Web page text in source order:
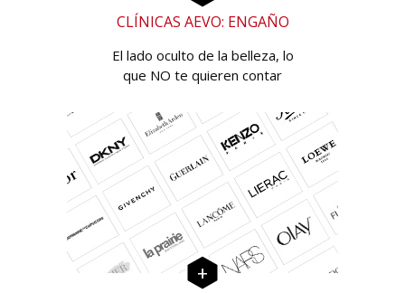
CLÍNICAS AEVO: ENGAÑO
El lado oculto de la belleza, lo
que NO te quieren contar